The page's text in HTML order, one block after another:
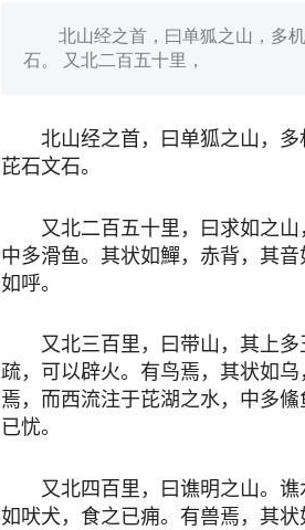
北山经之首，曰单狐之山，多机
石。 又北二百五十里，
北山经之首，曰单狐之山，
芘石文石。
又北二百五十里，曰求如之
中多滑鱼。其状如鱓，赤背，其
如呼。
又北三百里，曰带山，其上
疏，可以辟火。有鸟焉，其状如
焉，而西流注于芘湖之水，中多
已忧。
又北四百里，曰谯明之山。
如吠犬，食之已痈。有兽焉，其